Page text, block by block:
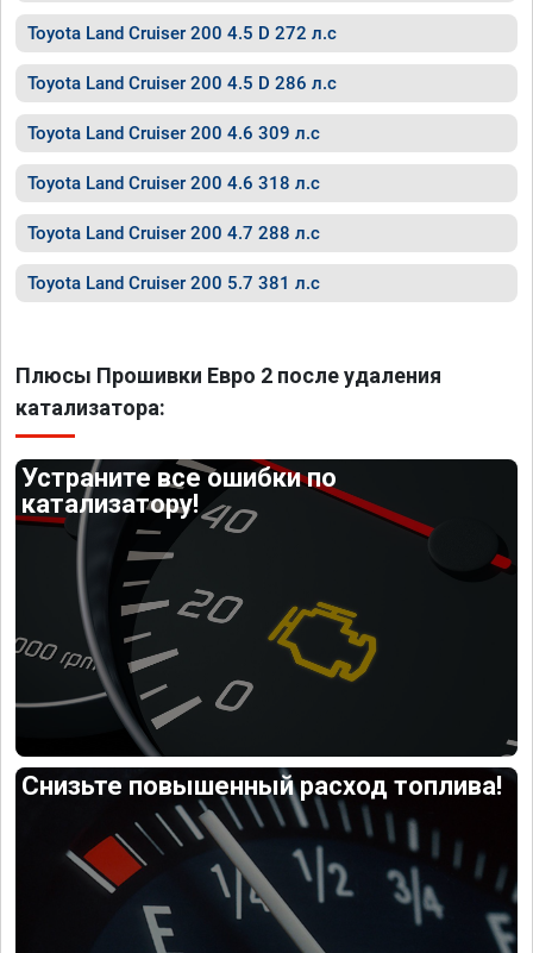
Toyota Land Cruiser 200 4.5 D 272 л.с
Toyota Land Cruiser 200 4.5 D 286 л.с
Toyota Land Cruiser 200 4.6 309 л.с
Toyota Land Cruiser 200 4.6 318 л.с
Toyota Land Cruiser 200 4.7 288 л.с
Toyota Land Cruiser 200 5.7 381 л.с
Плюсы Прошивки Евро 2 после удаления
катализатора:
Устраните все ошибки по
катализатору!
Снизьте повышенный расход топлива!